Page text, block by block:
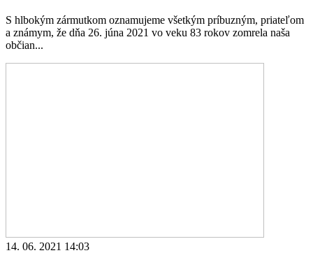
S hlbokým zármutkom oznamujeme všetkým príbuzným, priateľom
a známym, že dňa 26. júna 2021 vo veku 83 rokov zomrela naša
občian...
14. 06. 2021 14:03